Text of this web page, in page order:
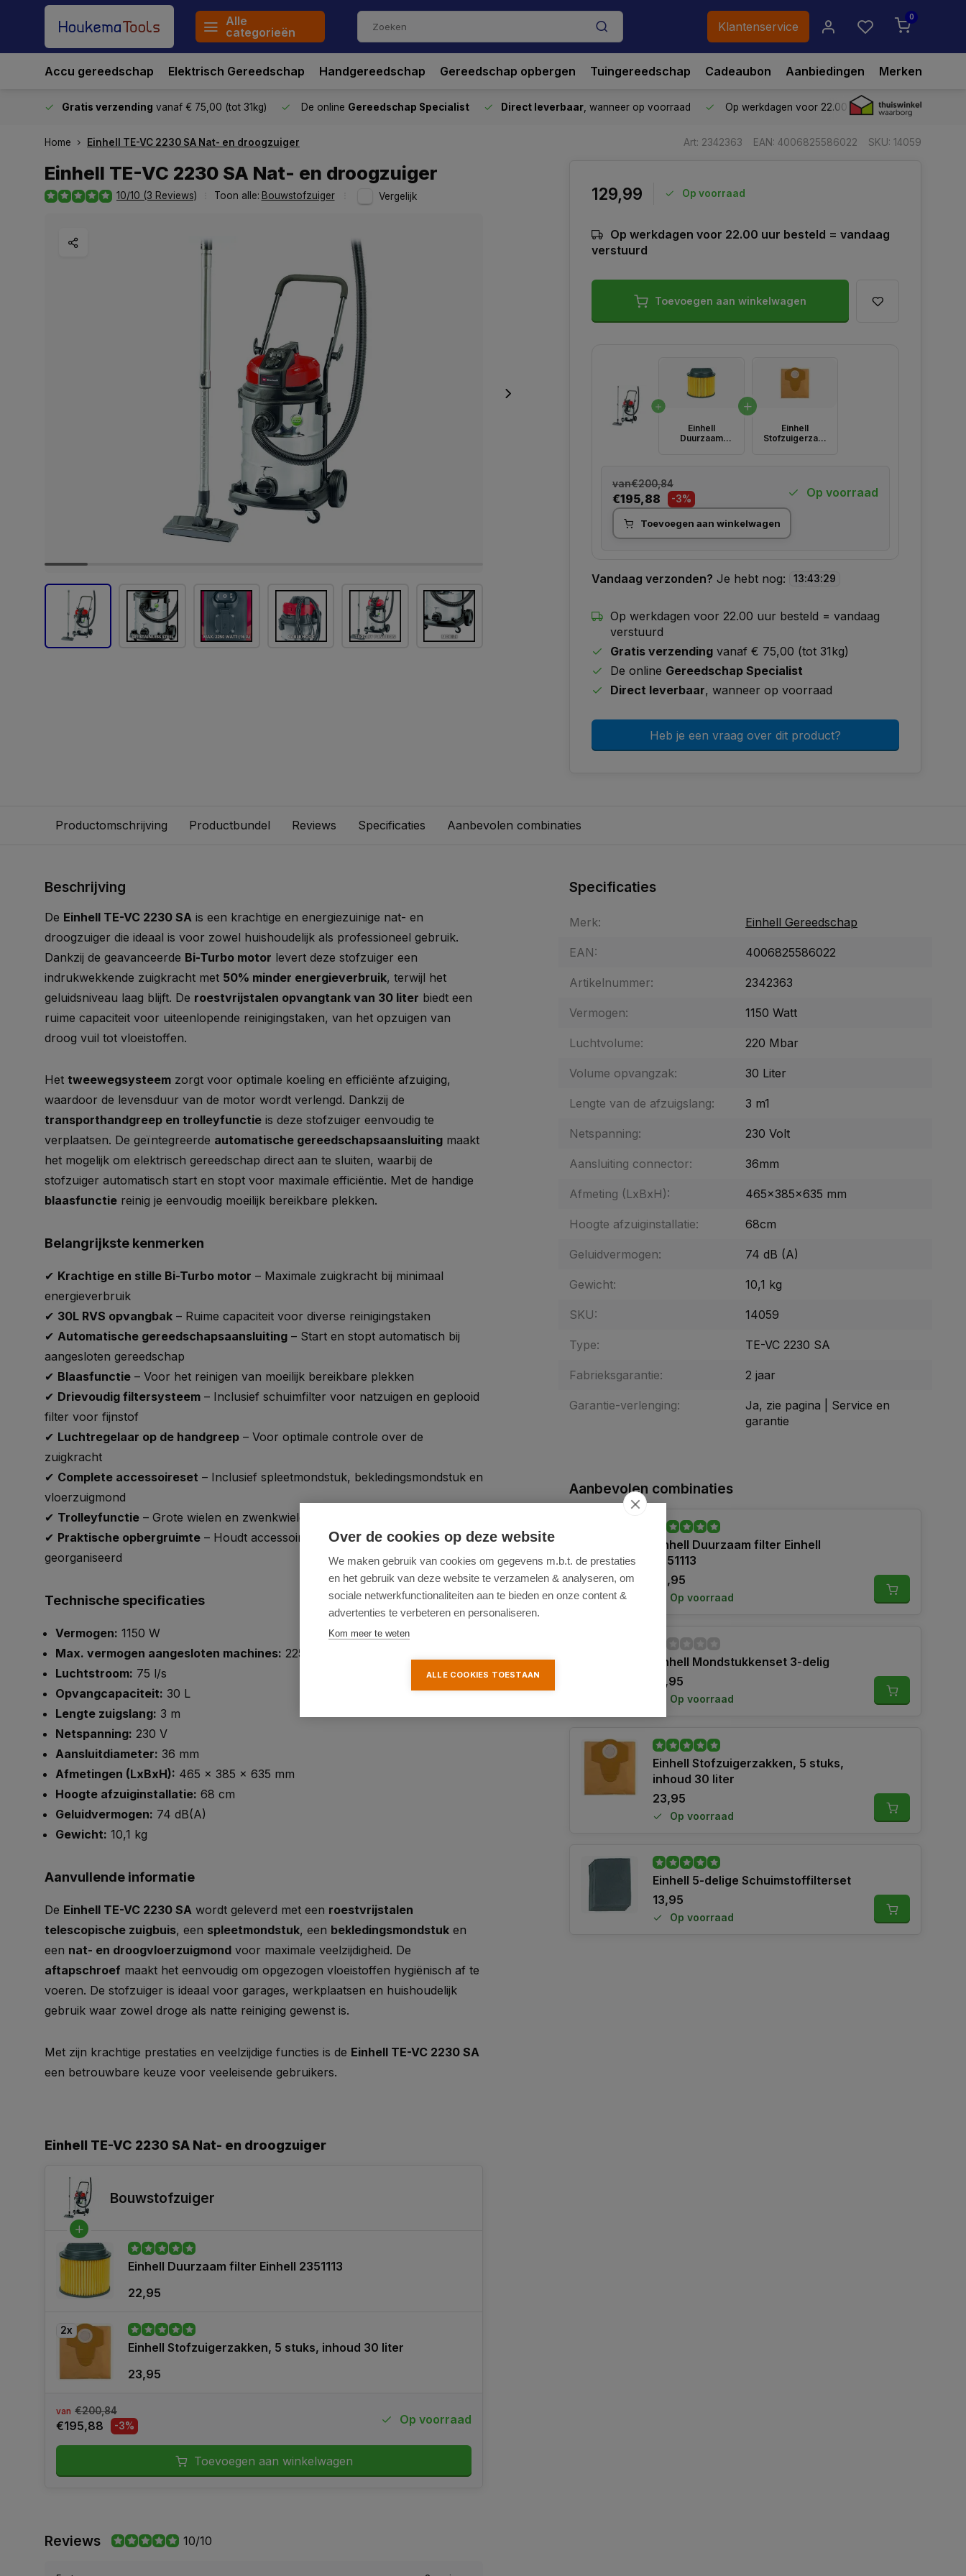
Alle
categorieën
Klantenservice
0
Accu gereedschap Elektrisch Gereedschap Handgereedschap Gereedschap opbergen Tuingereedschap Cadeaubon Aanbiedingen Merken
Gratis verzending vanaf € 75,00 (tot 31kg) De online Gereedschap Specialist Direct leverbaar , wanneer op voorraad Op werkdagen voor 22.00 uur besteld,vandaag
Home Einhell TE-VC 2230 SA Nat- en droogzuiger Art: 2342363 EAN: 4006825586022 SKU: 14059
Einhell TE-VC 2230 SA Nat- en droogzuiger
10/10 (3 Reviews) Toon alle: Bouwstofzuiger Vergelijk 129,99 Op voorraad
Op werkdagen voor 22.00 uur besteld = vandaag
verstuurd
Toevoegen aan winkelwagen
Einhell
Duurzaam
Einhell
Stofzuigerzakken,
van€200,84
€195,88 -3% Op voorraad
Toevoegen aan winkelwagen
Vandaag verzonden? Je hebt nog: 13:43:28
Op werkdagen voor 22.00 uur besteld = vandaag
verstuurd
Gratis verzending vanaf € 75,00 (tot 31kg)
De online Gereedschap Specialist
Direct leverbaar, wanneer op voorraad
Heb je een vraag over dit product?
Productomschrijving Productbundel Reviews Specificaties Aanbevolen combinaties
Beschrijving
De Einhell TE-VC 2230 SA is een krachtige en energiezuinige nat- en
droogzuiger die ideaal is voor zowel huishoudelijk als professioneel gebruik.
Dankzij de geavanceerde Bi-Turbo motor levert deze stofzuiger een
indrukwekkende zuigkracht met 50% minder energieverbruik, terwijl het
geluidsniveau laag blijft. De roestvrijstalen opvangtank van 30 liter biedt een
ruime capaciteit voor uiteenlopende reinigingstaken, van het opzuigen van
droog vuil tot vloeistoffen.
Het tweewegsysteem zorgt voor optimale koeling en efficiënte afzuiging,
waardoor de levensduur van de motor wordt verlengd. Dankzij de
transporthandgreep en trolleyfunctie is deze stofzuiger eenvoudig te
verplaatsen. De geïntegreerde automatische gereedschapsaansluiting maakt
het mogelijk om elektrisch gereedschap direct aan te sluiten, waarbij de
stofzuiger automatisch start en stopt voor maximale efficiëntie. Met de handige
blaasfunctie reinig je eenvoudig moeilijk bereikbare plekken.
Belangrijkste kenmerken
✔ Krachtige en stille Bi-Turbo motor – Maximale zuigkracht bij minimaal
energieverbruik
✔ 30L RVS opvangbak – Ruime capaciteit voor diverse reinigingstaken
✔ Automatische gereedschapsaansluiting – Start en stopt automatisch bij
aangesloten gereedschap
✔ Blaasfunctie – Voor het reinigen van moeilijk bereikbare plekken
✔ Drievoudig filtersysteem – Inclusief schuimfilter voor natzuigen en geplooid
filter voor fijnstof
✔ Luchtregelaar op de handgreep – Voor optimale controle over de
zuigkracht
✔ Complete accessoireset – Inclusief spleetmondstuk, bekledingsmondstuk en
vloerzuigmond
✔ Trolleyfunctie – Grote wielen en zwenkwielen voor moeiteloos transport
✔ Praktische opbergruimte – Houdt accessoires en kleine onderdelen
georganiseerd
Technische specificaties
Vermogen: 1150 W
Max. vermogen aangesloten machines: 2250 W
Luchtstroom: 75 l/s
Opvangcapaciteit: 30 L
Lengte zuigslang: 3 m
Netspanning: 230 V
Aansluitdiameter: 36 mm
Afmetingen (LxBxH): 465 x 385 x 635 mm
Hoogte afzuiginstallatie: 68 cm
Geluidvermogen: 74 dB(A)
Gewicht: 10,1 kg
Aanvullende informatie
De Einhell TE-VC 2230 SA wordt geleverd met een roestvrijstalen
telescopische zuigbuis, een spleetmondstuk, een bekledingsmondstuk en
een nat- en droogvloerzuigmond voor maximale veelzijdigheid. De
aftapschroef maakt het eenvoudig om opgezogen vloeistoffen hygiënisch af te
voeren. De stofzuiger is ideaal voor garages, werkplaatsen en huishoudelijk
gebruik waar zowel droge als natte reiniging gewenst is.
Met zijn krachtige prestaties en veelzijdige functies is de Einhell TE-VC 2230 SA
een betrouwbare keuze voor veeleisende gebruikers.
Einhell TE-VC 2230 SA Nat- en droogzuiger
Bouwstofzuiger
Einhell Duurzaam filter Einhell 2351113
22,95
2x
Einhell Stofzuigerzakken, 5 stuks, inhoud 30 liter
23,95
van €200,84
€195,88 -3% Op voorraad
Toevoegen aan winkelwagen
Reviews 10/10
Specificaties
Merk: Einhell Gereedschap
EAN: 4006825586022
Artikelnummer: 2342363
Vermogen: 1150 Watt
Luchtvolume: 220 Mbar
Volume opvangzak: 30 Liter
Lengte van de afzuigslang: 3 m1
Netspanning: 230 Volt
Aansluiting connector: 36mm
Afmeting (LxBxH): 465x385x635 mm
Hoogte afzuiginstallatie: 68cm
Geluidvermogen: 74 dB (A)
Gewicht: 10,1 kg
SKU: 14059
Type: TE-VC 2230 SA
Fabrieksgarantie: 2 jaar
Garantie-verlenging:
Ja, zie pagina | Service en
garantie
Aanbevolen combinaties
Einhell Duurzaam filter Einhell
2351113
22,95
Op voorraad
Einhell Mondstukkenset 3-delig
21,95
Op voorraad
Einhell Stofzuigerzakken, 5 stuks,
inhoud 30 liter
23,95
Op voorraad
Einhell 5-delige Schuimstoffilterset
13,95
Op voorraad
Over de cookies op deze website
We maken gebruik van cookies om gegevens m.b.t. de prestaties
en het gebruik van deze website te verzamelen & analyseren, om
sociale netwerkfunctionaliteiten aan te bieden en onze content &
advertenties te verbeteren en personaliseren.
Kom meer te weten
ALLE COOKIES TOESTAAN